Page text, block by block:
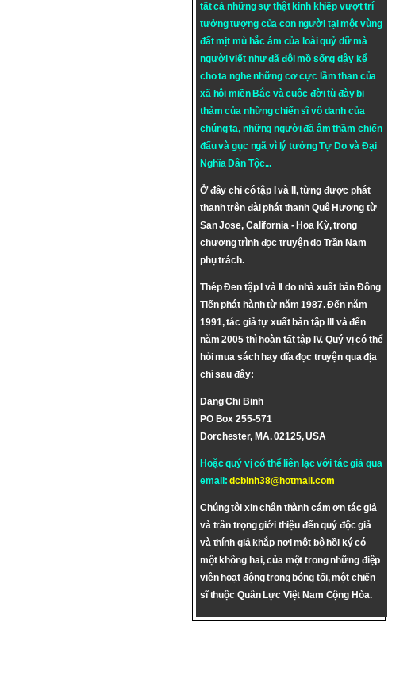
tất cả những sự thật kinh khiếp vượt trí
tưởng tượng của con người tại một vùng
đất mịt mù hắc ám của loài quỷ dữ mà
người viết như đã đội mồ sống dậy kể
cho ta nghe những cơ cực lầm than của
xã hội miền Bắc và cuộc đời tù đày bi
thảm của những chiến sĩ vô danh của
chúng ta, những người đã âm thầm chiến
đấu và gục ngã vì lý tưởngTự DovàĐại
Nghĩa Dân Tộc...
Ở đây chỉ có tập I và II, từng được phát
thanh trên đài phát thanh Quê Hương từ
San Jose, California - Hoa Kỳ, trong
chương trình đọc truyện do Trần Nam
phụ trách.
Thép Đen tập I và II do nhà xuất bản Đông
Tiến phát hành từ năm 1987. Đến năm
1991, tác giả tự xuất bản tập III và đến
năm 2005 thì hoàn tất tập IV. Quý vị có thể
hỏi mua sách hay dĩa đọc truyện qua địa
chỉ sau đây:
Dang Chi Binh
PO Box 255-571
Dorchester, MA. 02125, USA
Hoặc quý vị có thể liên lạc với tác giả qua
email:dcbinh38@hotmail.com
Chúng tôi xin chân thành cám ơn tác giả
và trân trọng giới thiệu đến quý độc giả
và thính giả khắp nơi một bộ hồi ký có
một không hai, của một trong những điệp
viên hoạt động trong bóng tối, một chiến
sĩ thuộc Quân Lực Việt Nam Cộng Hòa.